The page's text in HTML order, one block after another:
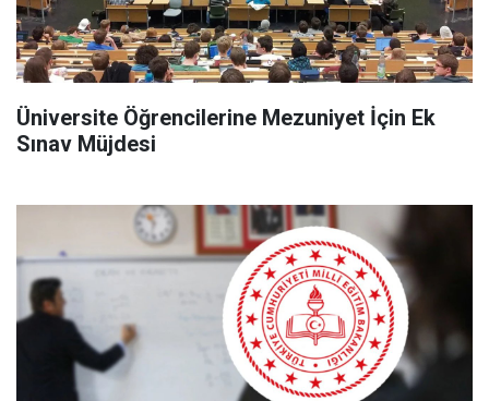
Üniversite Öğrencilerine Mezuniyet İçin Ek
Sınav Müjdesi